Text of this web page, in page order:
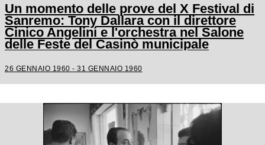
Un momento delle prove del X Festival di
Sanremo: Tony Dallara con il direttore
Cinico Angelini e l'orchestra nel Salone
delle Feste del Casinò municipale
26 GENNAIO 1960 - 31 GENNAIO 1960